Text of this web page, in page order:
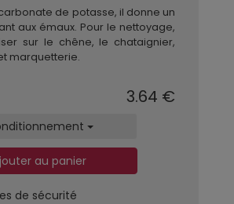
de potasse, il donne un
aux émaux. Pour le nettoyage,
sur le chêne, le chataignier,
marquetterie.
3.64 €
au panier
de sécurité